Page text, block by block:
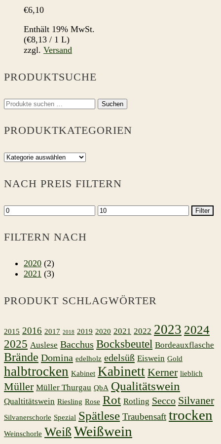
€6,10
Enthält 19% MwSt.
(€8,13 / 1 L)
zzgl. Versand
PRODUKTSUCHE
Suchen
Suchen
PRODUKTKATEGORIEN
NACH PREIS FILTERN
Min.
Max.
Filter
FILTERN NACH
2020 (2)
2021 (3)
PRODUKT SCHLAGWÖRTER
2015 2016 2017 2018 2019 2020 2021 2022 2023 2024
2025 Auslese Bacchus Bocksbeutel Bordeauxflasche
Brände Domina edelholz edelsüß Eiswein Gold
halbtrocken Kabinet Kabinett Kerner lieblich
Müller Müller Thurgau QbA Qualitätswein
Qualtitätswein Riesling Rose Rot Rotling Secco Silvaner
Silvanerschorle Spezial Spätlese Traubensaft trocken
Weinschorle Weiß Weißwein